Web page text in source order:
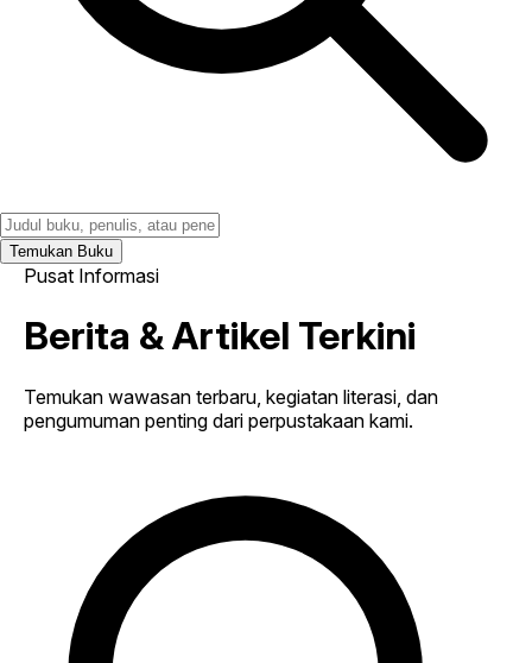
Temukan Buku
Pusat Informasi
Berita & Artikel Terkini
Temukan wawasan terbaru, kegiatan literasi, dan
pengumuman penting dari perpustakaan kami.